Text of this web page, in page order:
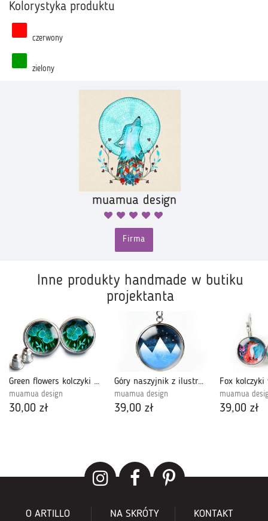
Kolorystyka produktu
czerwony
zielony
muamua design
Firma
Inne produkty handmade w butiku
projektanta
Green flowers kolczyki wkrętki
muamua design
30,00 zł
Góry naszyjnik z ilustracją
muamua design
39,00 zł
muamua
39,00 zł
O ARTILLO NA SKRÓTY KONTAKT